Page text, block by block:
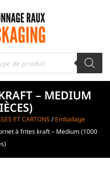
– MEDIUM
ET CARTONS /Emballage
à frites kraft – Medium (1000